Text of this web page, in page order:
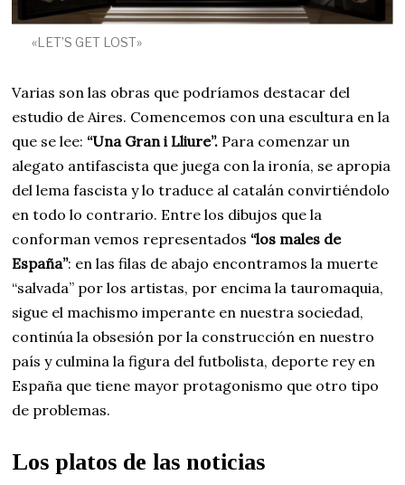
«LET’S GET LOST»
Varias son las obras que podríamos destacar del
estudio de Aires. Comencemos con una escultura en la
que se lee: “Una Gran i Lliure”. Para comenzar un
alegato antifascista que juega con la ironía, se apropia
del lema fascista y lo traduce al catalán convirtiéndolo
en todo lo contrario. Entre los dibujos que la
conforman vemos representados “los males de
España”: en las filas de abajo encontramos la muerte
“salvada” por los artistas, por encima la tauromaquia,
sigue el machismo imperante en nuestra sociedad,
continúa la obsesión por la construcción en nuestro
país y culmina la figura del futbolista, deporte rey en
España que tiene mayor protagonismo que otro tipo
de problemas.
Los platos de las noticias